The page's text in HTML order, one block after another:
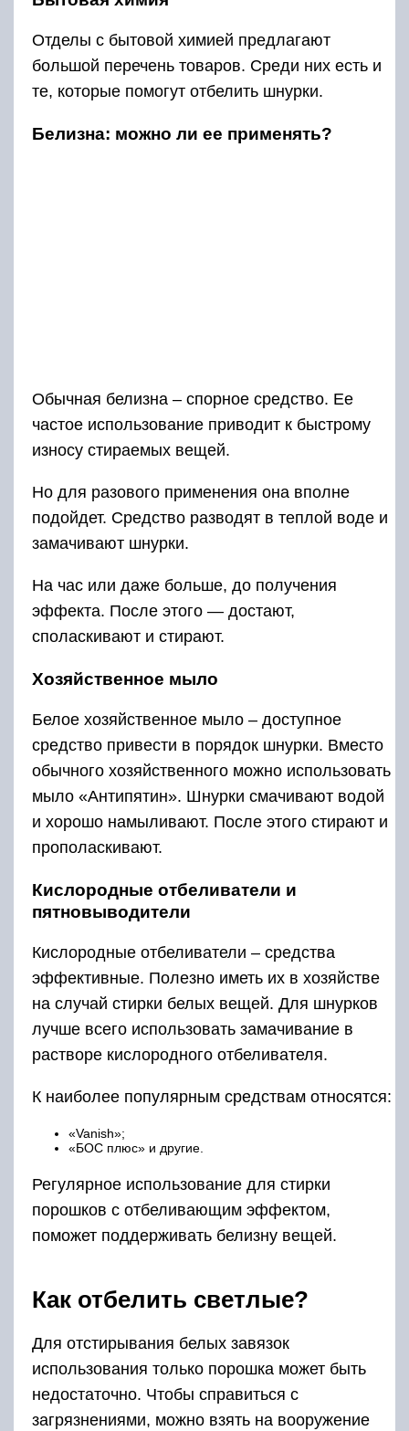
Отделы с бытовой химией предлагают
большой перечень товаров. Среди них есть и
те, которые помогут отбелить шнурки.
Белизна: можно ли ее применять?
Обычная белизна – спорное средство. Ее
частое использование приводит к быстрому
износу стираемых вещей.
Но для разового применения она вполне
подойдет. Средство разводят в теплой воде и
замачивают шнурки.
На час или даже больше, до получения
эффекта. После этого — достают,
споласкивают и стирают.
Хозяйственное мыло
Белое хозяйственное мыло – доступное
средство привести в порядок шнурки. Вместо
обычного хозяйственного можно использовать
мыло «Антипятин». Шнурки смачивают водой
и хорошо намыливают. После этого стирают и
прополаскивают.
Кислородные отбеливатели и
пятновыводители
Кислородные отбеливатели – средства
эффективные. Полезно иметь их в хозяйстве
на случай стирки белых вещей. Для шнурков
лучше всего использовать замачивание в
растворе кислородного отбеливателя.
К наиболее популярным средствам относятся:
«Vanish»;
«БОС плюс» и другие.
Регулярное использование для стирки
порошков с отбеливающим эффектом,
поможет поддерживать белизну вещей.
Как отбелить светлые?
Для отстирывания белых завязок
использования только порошка может быть
недостаточно. Чтобы справиться с
загрязнениями, можно взять на вооружение